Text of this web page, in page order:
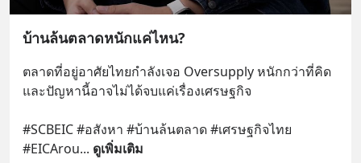
บ้านล้นตลาดหนักแค่ไหน?
ตลาดที่อยู่อาศัยไทยกำลังเจอ Oversupply หนักกว่าที่คิด
และปัญหานี้อาจไม่ได้จบแค่เรื่องเศรษฐกิจ
#SCBEIC #อสังหา #บ้านล้นตลาด #เศรษฐกิจไทย
#EICArou... ดูเพิ่มเติม